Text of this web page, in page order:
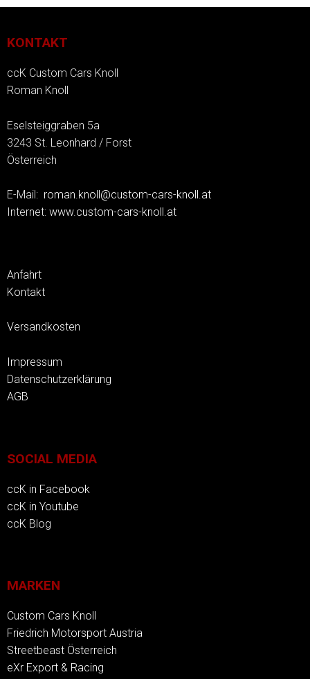
KONTAKT
ccK Custom Cars Knoll
Roman Knoll
Eselsteiggraben 5a
3243 St. Leonhard / Forst
Österreich
E-Mail: roman.knoll@custom-cars-knoll.at
Internet: www.custom-cars-knoll.at
Anfahrt
Kontakt
Versandkosten
Impressum
Datenschutzerklärung
AGB
SOCIAL MEDIA
ccK in Facebook
ccK in Youtube
ccK Blog
MARKEN
Custom Cars Knoll
Friedrich Motorsport Austria
Streetbeast Österreich
eXr Export & Racing